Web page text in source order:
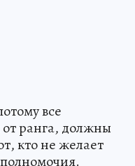
все
от ранга, должны
кто не желает